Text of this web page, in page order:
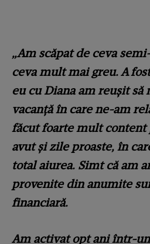
„Am scăpat de ceva
ceva mult mai greu. A
eu cu Diana am reușit
vacanță în care ne-am
făcut foarte mult content
avut și zile proaste, în
total aiurea. Simt că am
provenite din anumite
financiară.
Am activat opt ani într-